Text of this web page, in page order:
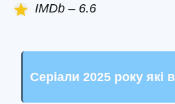
IMDb – 6.6
Серіали 2025 року які